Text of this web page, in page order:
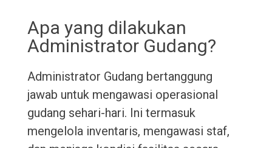
Apa yang dilakukan
Administrator Gudang?
Administrator Gudang bertanggung
jawab untuk mengawasi operasional
gudang sehari-hari. Ini termasuk
mengelola inventaris, mengawasi staf,